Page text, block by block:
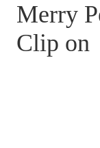
Merry
Clip on